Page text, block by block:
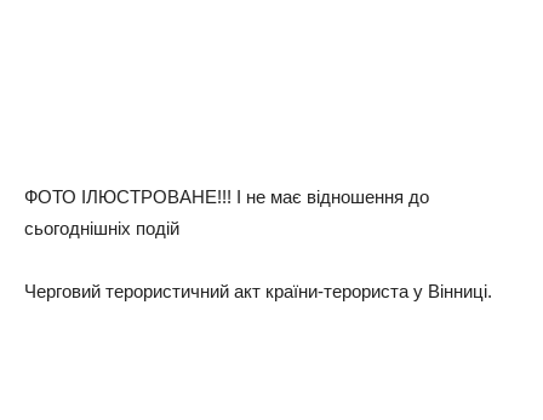
ФОТО ІЛЮСТРОВАНЕ!!! І не має відношення до
сьогоднішніх подій
Черговий терористичний акт країни-терориста у Вінниці.